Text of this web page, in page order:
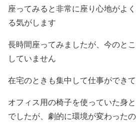
座ってみると非常に座り心地がよ
る気がします
長時間座ってみましたが、今のと
していません
在宅のときも集中して仕事ができ
オフィス用の椅子を使っていた身
でしたが、劇的に環境が変わった